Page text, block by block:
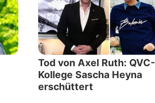
Tod von Axel Ruth: QVC-
Kollege Sascha Heyna
erschüttert